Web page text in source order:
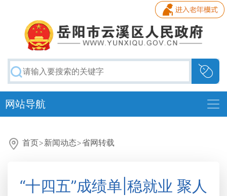
网站导航
首页>新闻动态>省网转载
“十四五”成绩单|稳就业 聚人